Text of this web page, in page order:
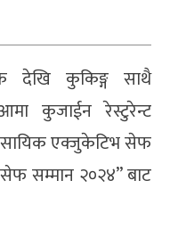
देखि कुकिङ्ग साथै
आमा कुजाईन रेस्टुरेन्ट
एक्जुकेटिभ सेफ
सेफ सम्मान २०२४” बाट